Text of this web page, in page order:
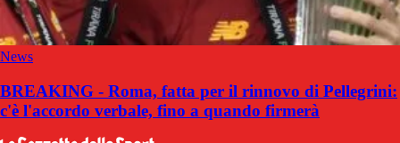
News
BREAKING - Roma, fatta per il rinnovo di Pellegrini:
c'è l'accordo verbale, fino a quando firmerà